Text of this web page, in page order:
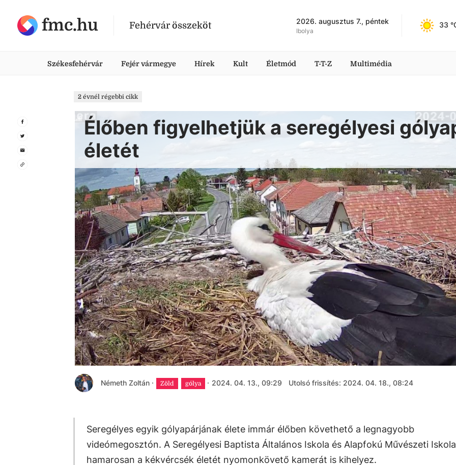
fmc.hu Fehérvár összeköt 2026. augusztus 7., péntek
Ibolya
33
Székesfehérvár Fejér vármegye Hírek Kult Életmód T-T-Z Multimédia
2 évnél régebbi cikk
Élőben figyelhetjük a seregélyesi
életét
Németh Zoltán · Zöld gólya · 2024. 04. 13., 09:29 Utolsó frissítés: 2024. 04. 18., 08:24
Seregélyes egyik gólyapárjának élete immár élőben követhető a legnagyobb
videómegosztón. A Seregélyesi Baptista Általános Iskola és Alapfokú Művészeti Iskola
hamarosan a kékvércsék életét nyomonkövető kamerát is kihelyez.